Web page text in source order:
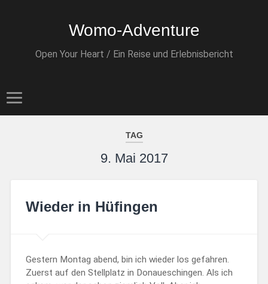
Womo-Adventure
Open Your Heart / Ein Reise und Erlebnisbericht
TAG
9. Mai 2017
Wieder in Hüfingen
Gestern Montag abend, bin ich wieder los gefahren.
Zuerst auf den Stellplatz in Donaueschingen. Als ich